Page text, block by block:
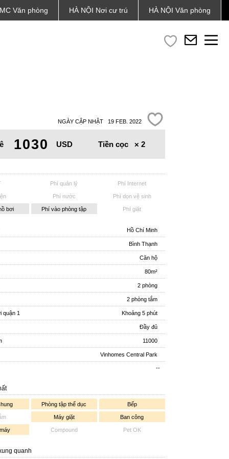
Văn phòng HÀ NỘI Nơi cư trú HÀ NỘI Văn phòng
NGÀY CẬP NHẬT 19 FEB. 2022
1030 USD Tiền cọc × 2
Phí quản lý Phí Internet
Phí nước Phí dọn vệ sinh
bơi Phí vào phòng tập Phí giặt
Hồ Chí Minh
Bình Thạnh
Căn hộ
80m²
2 phòng
2 phòng tắm
quận 1 Khoảng 5 phút
Đầy đủ
11000
Vinhomes Central Park
--
Phòng tập thể dục Bếp
Máy giặt Ban công
Compound Pet OK
quanh